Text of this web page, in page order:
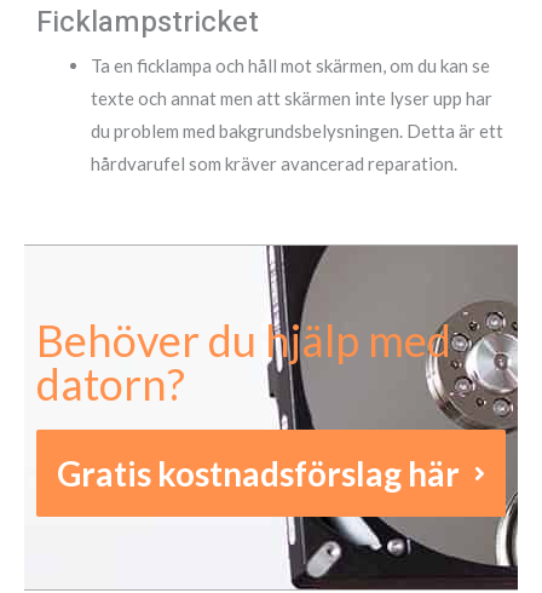
Ficklampstricket
Ta en ficklampa och håll mot skärmen, om du kan se
texte och annat men att skärmen inte lyser upp har
du problem med bakgrundsbelysningen. Detta är ett
hårdvarufel som kräver avancerad reparation.
Behöver du hjälp med
datorn?
Gratis kostnadsförslag här